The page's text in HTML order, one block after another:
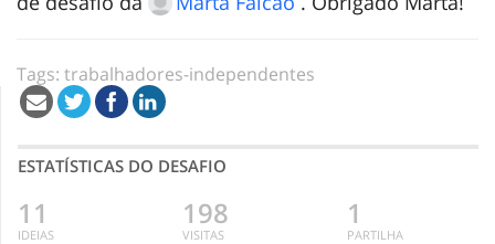
Tags: trabalhadores-independentes
ESTATÍSTICAS DO DESAFIO
11
IDEIAS
198
VISITAS
1
PARTILHA